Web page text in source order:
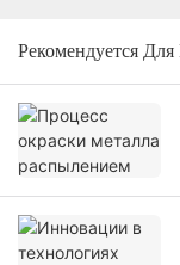
Рекомендуется